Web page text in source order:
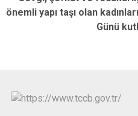
Tercan
önemli yapı taşı olan
Günü